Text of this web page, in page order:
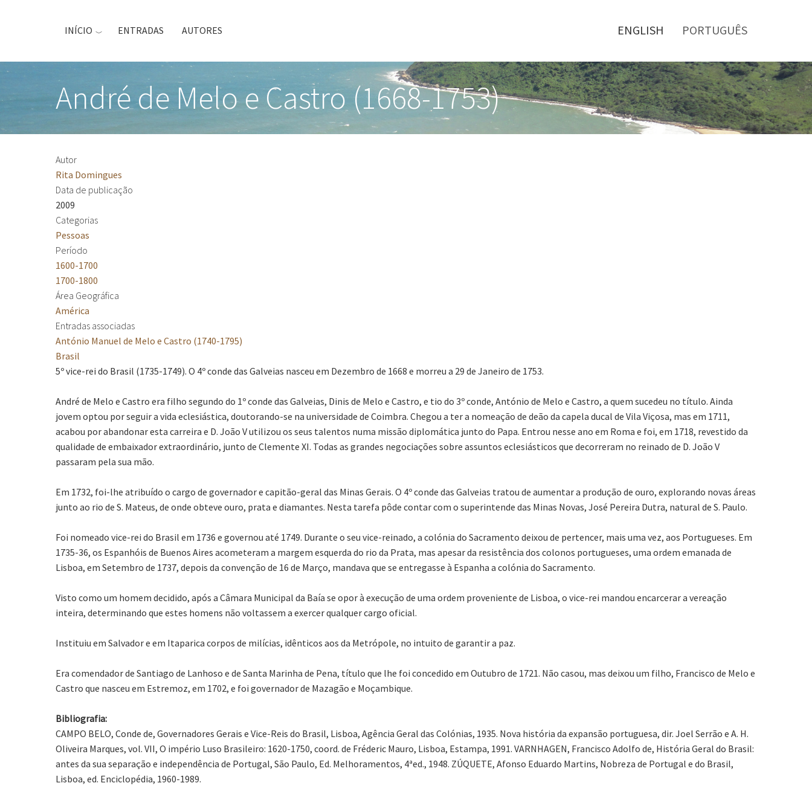
principal
ENGLISH PORTUGUÊS
INÍCIO ENTRADAS AUTORES
André de Melo e Castro (1668-1753)
Autor
Rita Domingues
Data de publicação
2009
Categorias
Pessoas
Período
1600-1700
1700-1800
Área Geográfica
América
Entradas associadas
António Manuel de Melo e Castro (1740-1795)
Brasil
5º vice-rei do Brasil (1735-1749). O 4º conde das Galveias nasceu em Dezembro de 1668 e morreu a 29 de Janeiro de 1753.
André de Melo e Castro era filho segundo do 1º conde das Galveias, Dinis de Melo e Castro, e tio do 3º conde, António de Melo e Castro, a quem sucedeu no título. Ainda
jovem optou por seguir a vida eclesiástica, doutorando-se na universidade de Coimbra. Chegou a ter a nomeação de deão da capela ducal de Vila Viçosa, mas em 1711,
acabou por abandonar esta carreira e D. João V utilizou os seus talentos numa missão diplomática junto do Papa. Entrou nesse ano em Roma e foi, em 1718, revestido da
qualidade de embaixador extraordinário, junto de Clemente XI. Todas as grandes negociações sobre assuntos eclesiásticos que decorreram no reinado de D. João V
passaram pela sua mão.
Em 1732, foi-lhe atribuído o cargo de governador e capitão-geral das Minas Gerais. O 4º conde das Galveias tratou de aumentar a produção de ouro, explorando novas áreas
junto ao rio de S. Mateus, de onde obteve ouro, prata e diamantes. Nesta tarefa pôde contar com o superintende das Minas Novas, José Pereira Dutra, natural de S. Paulo.
Foi nomeado vice-rei do Brasil em 1736 e governou até 1749. Durante o seu vice-reinado, a colónia do Sacramento deixou de pertencer, mais uma vez, aos Portugueses. Em
1735-36, os Espanhóis de Buenos Aires acometeram a margem esquerda do rio da Prata, mas apesar da resistência dos colonos portugueses, uma ordem emanada de
Lisboa, em Setembro de 1737, depois da convenção de 16 de Março, mandava que se entregasse à Espanha a colónia do Sacramento.
Visto como um homem decidido, após a Câmara Municipal da Baía se opor à execução de uma ordem proveniente de Lisboa, o vice-rei mandou encarcerar a vereação
inteira, determinando que estes homens não voltassem a exercer qualquer cargo oficial.
Instituiu em Salvador e em Itaparica corpos de milícias, idênticos aos da Metrópole, no intuito de garantir a paz.
Era comendador de Santiago de Lanhoso e de Santa Marinha de Pena, título que lhe foi concedido em Outubro de 1721. Não casou, mas deixou um filho, Francisco de Melo e
Castro que nasceu em Estremoz, em 1702, e foi governador de Mazagão e Moçambique.
Bibliografia:
CAMPO BELO, Conde de, Governadores Gerais e Vice-Reis do Brasil, Lisboa, Agência Geral das Colónias, 1935. Nova história da expansão portuguesa, dir. Joel Serrão e A. H.
Oliveira Marques, vol. VII, O império Luso Brasileiro: 1620-1750, coord. de Fréderic Mauro, Lisboa, Estampa, 1991. VARNHAGEN, Francisco Adolfo de, História Geral do Brasil:
antes da sua separação e independência de Portugal, São Paulo, Ed. Melhoramentos, 4ªed., 1948. ZÚQUETE, Afonso Eduardo Martins, Nobreza de Portugal e do Brasil,
Lisboa, ed. Enciclopédia, 1960-1989.